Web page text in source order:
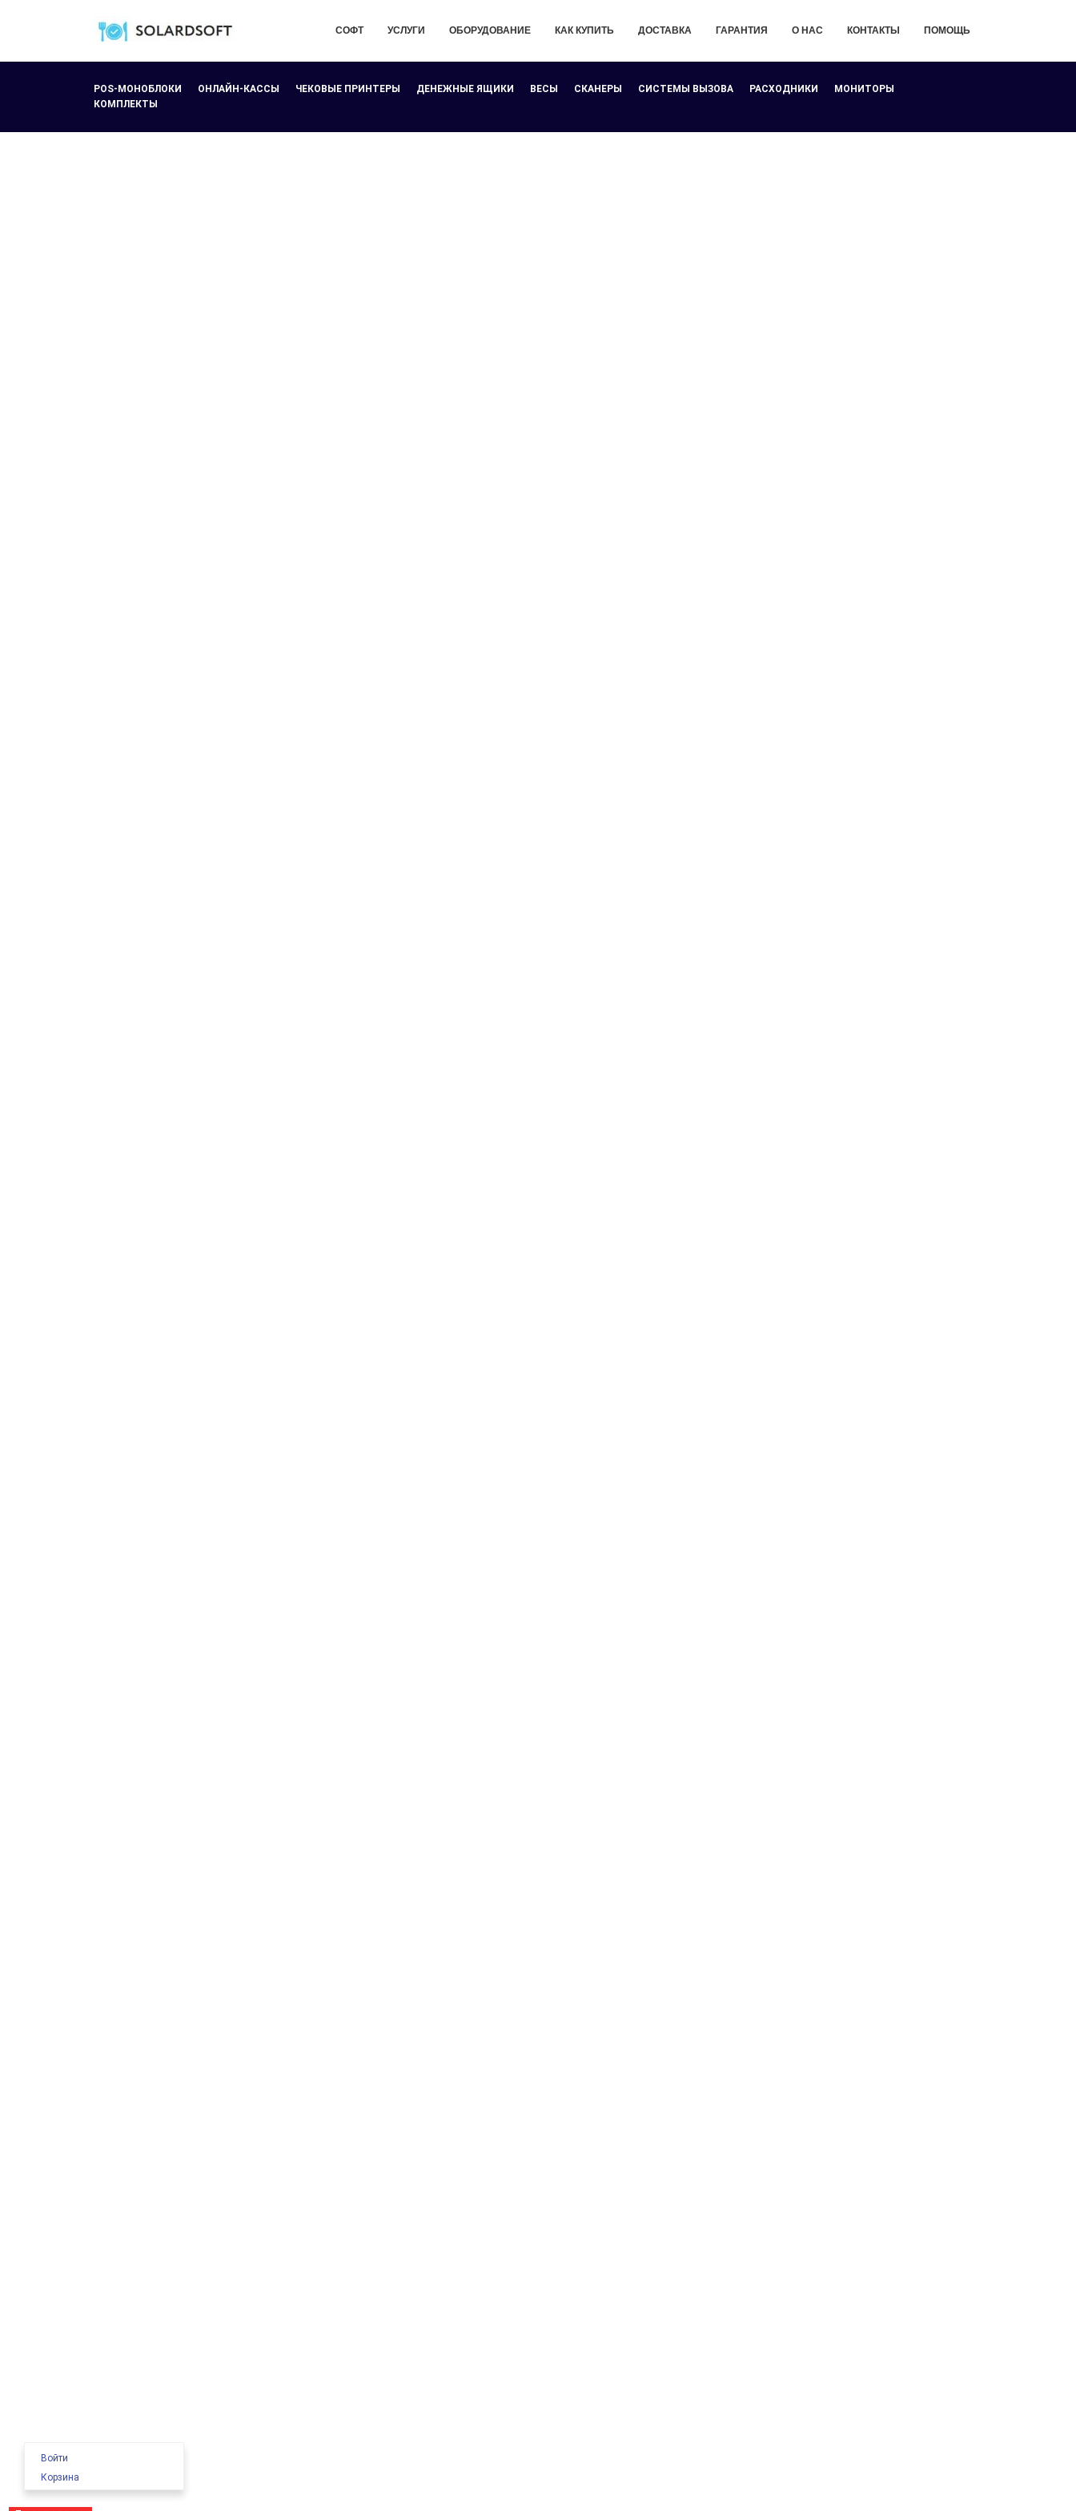
СОФТ УСЛУГИ ОБОРУДОВАНИЕ КАК КУПИТЬ ДОСТАВКА ГАРАНТИЯ О НАС КОНТАКТЫ ПОМОЩЬ
POS-МОНОБЛОКИ ОНЛАЙН-КАССЫ ЧЕКОВЫЕ ПРИНТЕРЫ ДЕНЕЖНЫЕ ЯЩИКИ ВЕСЫ СКАНЕРЫ СИСТЕМЫ ВЫЗОВА РАСХОДНИКИ
МОНИТОРЫ
КОМПЛЕКТЫ
Войти
Корзина